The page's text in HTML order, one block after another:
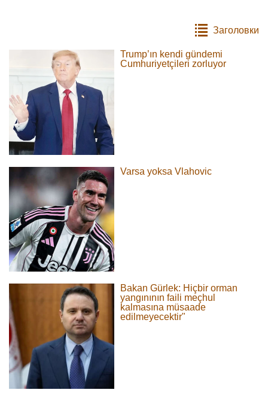
Заголовки
Trump’ın kendi gündemi
Cumhuriyetçileri zorluyor
Varsa yoksa Vlahovic
Bakan Gürlek: Hiçbir orman
yangınının faili meçhul
kalmasına müsaade
edilmeyecektir"